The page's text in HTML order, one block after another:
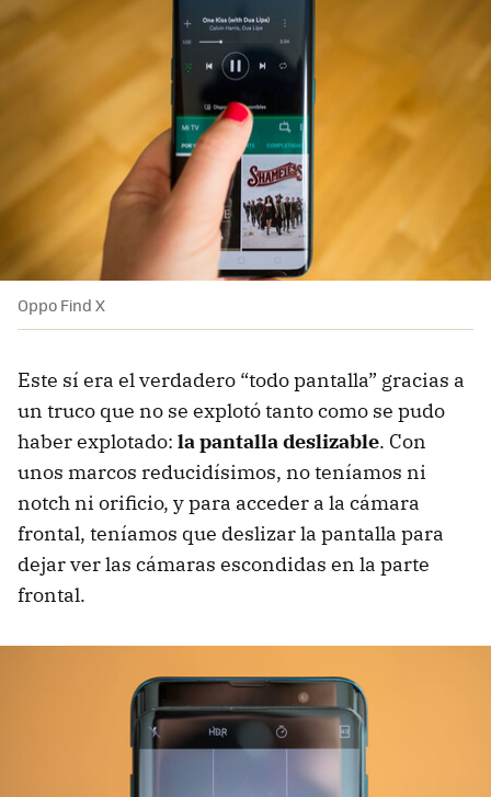
Oppo Find X
Este sí era el verdadero “todo pantalla” gracias a
un truco que no se explotó tanto como se pudo
haber explotado: la pantalla deslizable. Con
unos marcos reducidísimos, no teníamos ni
notch ni orificio, y para acceder a la cámara
frontal, teníamos que deslizar la pantalla para
dejar ver las cámaras escondidas en la parte
frontal.